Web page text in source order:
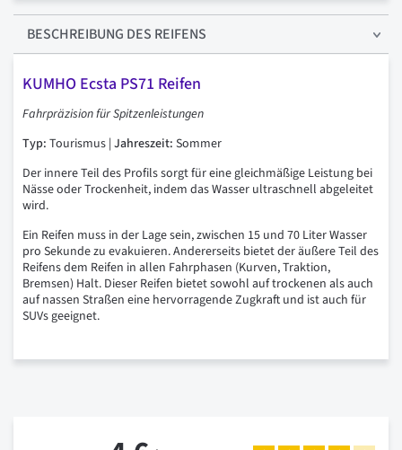
BESCHREIBUNG DES REIFENS
KUMHO Ecsta PS71 Reifen
Fahrpräzision für Spitzenleistungen
Typ: Tourismus | Jahreszeit: Sommer
Der innere Teil des Profils sorgt für eine gleichmäßige Leistung bei
Nässe oder Trockenheit, indem das Wasser ultraschnell abgeleitet
wird.
Ein Reifen muss in der Lage sein, zwischen 15 und 70 Liter Wasser
pro Sekunde zu evakuieren. Andererseits bietet der äußere Teil des
Reifens dem Reifen in allen Fahrphasen (Kurven, Traktion,
Bremsen) Halt. Dieser Reifen bietet sowohl auf trockenen als auch
auf nassen Straßen eine hervorragende Zugkraft und ist auch für
SUVs geeignet.